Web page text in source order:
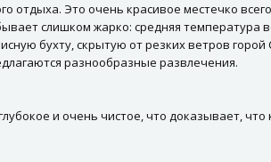
Это очень красивое местечко
слишком жарко: средняя температура
бухту, скрытую от резких ветров
разнообразные развлечения.
и очень чистое, что доказывает,